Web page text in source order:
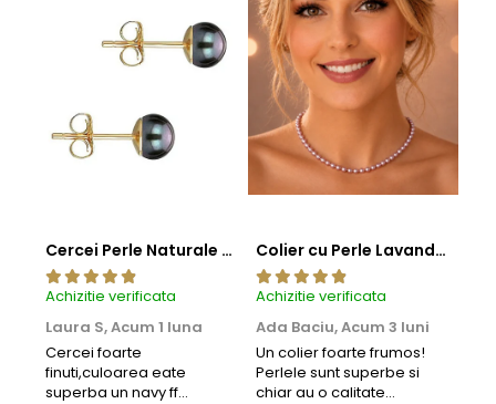
Cercei Perle Naturale Negre 5-6 mm, Buton AAA, Aur 14K (aur 585), Tip Șurub | KASKADDA®
Achizitie verificata
Laura S,Acum 1 luna
Cercei foarte
finuti,culoarea eate
superba un navy ff
Colier cu Perle Lavanda la Baza Gatului, de 4-5 mm, Perle Rare, Calitate AAA+, Aur 14K | KASKADDA®
Achizitie verificata
Ada Baciu,Acum 3 luni
Un colier foarte frumos!
Perlele sunt superbe si
chiar au o calitate